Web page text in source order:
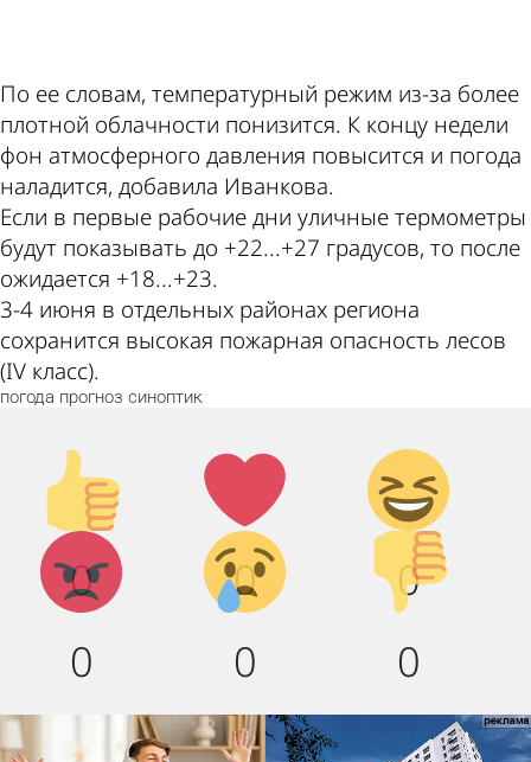
По ее словам, температурный режим из-за более
плотной облачности понизится. К концу недели
фон атмосферного давления повысится и погода
наладится, добавила Иванкова.
Если в первые рабочие дни уличные термометры
будут показывать до +22...+27 градусов, то после
ожидается +18...+23.
3-4 июня в отдельных районах региона
сохранится высокая пожарная опасность лесов
(IV класс).
погода прогноз синоптик
Палец
вверх!
0
Лайк!
0
Дикий
смех!
0
Агрессия!
0
Грусть :
(
0
Палец
вниз!
0